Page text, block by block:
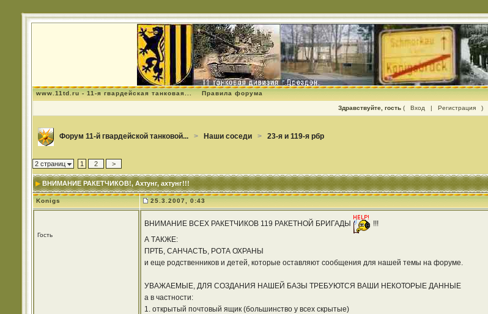
www.11td.ru - 11-я гвардейская танковая... Правила форума
Здравствуйте, гость ( Вход | Регистрация )
Форум 11-й гвардейской танковой... > Наши соседи > 23-я и 119-я рбр
2 страниц 1 2 >
ВНИМАНИЕ РАКЕТЧИКОВ!, Ахтунг, ахтунг!!!
Konigs 25.3.2007, 0:43
Гость
ВНИМАНИЕ ВСЕХ РАКЕТЧИКОВ 119 РАКЕТНОЙ БРИГАДЫ
!!!
А ТАКЖЕ:
ПРТБ, САНЧАСТЬ, РОТА ОХРАНЫ
и еще родственников и детей, которые оставляют сообщения для нашей темы на форуме.
УВАЖАЕМЫЕ, ДЛЯ СОЗДАНИЯ НАШЕЙ БАЗЫ ТРЕБУЮТСЯ ВАШИ НЕКОТОРЫЕ ДАННЫЕ
а в частности:
1. открытый почтовый ящик (большинство у всех скрытые)